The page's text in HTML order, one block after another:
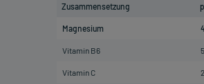
Zusammensetzung
Magnesium
Vitamin B6
Vitamin C